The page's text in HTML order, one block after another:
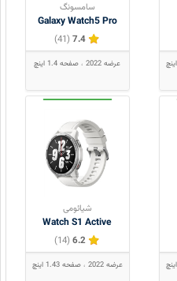
سامسونگ
Galaxy Watch5 Pro
7.4
(41)
عرضه 2022 صفحه 1.4 اینچ
شیائومی
Watch S1 Active
6.2
(14)
عرضه 2022 صفحه 1.43 اینچ